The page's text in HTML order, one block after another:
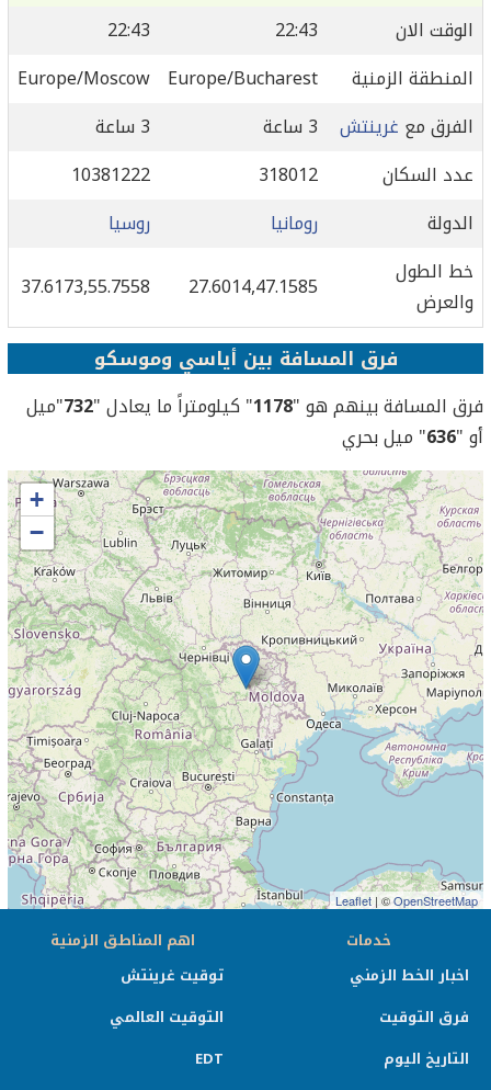
الوقت الان
22:43
22:43
المنطقة الزمنية
Europe/Bucharest
Europe/Moscow
الفرق مع غرينتش 3 ساعة
3 ساعة
عدد السكان
318012
10381222
الدولة
رومانيا
روسيا
خط الطول
والعرض
27.6014,47.1585
37.6173,55.7558
فرق المسافة بين أياسي وموسكو
فرق المسافة بينهم هو "1178" كيلومتراً ما يعادل "732"ميل
أو "636" ميل بحري
+
−
Leaflet | ©OpenStreetMap
خدمات
اخبار الخط الزمني
فرق التوقيت
التاريخ اليوم
اهم المناطق الزمنية
توقيت غرينتش
التوقيت العالمي
EDT